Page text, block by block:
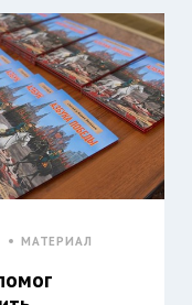
МАТЕРИАЛ